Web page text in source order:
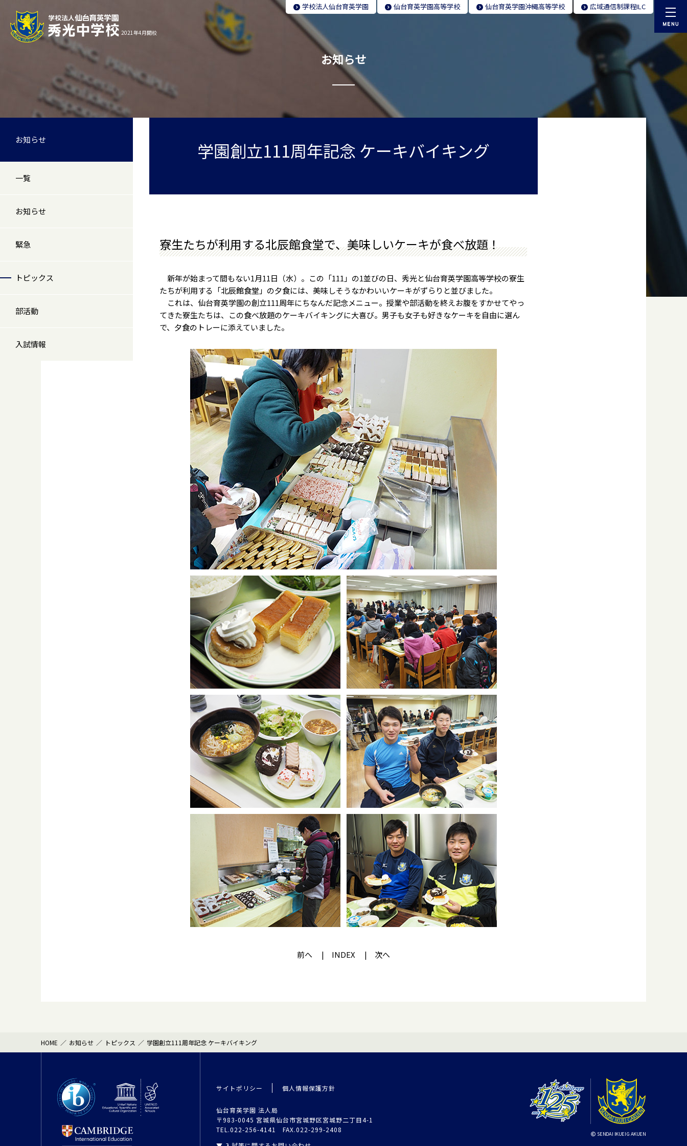
学校法人仙台育英学園 仙台育英学園高等学校 仙台育英学園沖縄高等学校 広域通信制課程ILC
2021年4月開校
お知らせ
学園創立111周年記念 ケーキバイキング
寮生たちが利用する北辰館食堂で、美味しいケーキが食べ放題！
新年が始まって間もない1月11日（水）。この「111」の1並びの日、秀光と仙台育英学園高等学校の寮生
たちが利用する「北辰館食堂」の夕食には、美味しそうなかわいいケーキがずらりと並びました。
これは、仙台育英学園の創立111周年にちなんだ記念メニュー。授業や部活動を終えお腹をすかせてやっ
てきた寮生たちは、この食べ放題のケーキバイキングに大喜び。男子も女子も好きなケーキを自由に選ん
で、夕食のトレーに添えていました。
前へ INDEX 次へ
お知らせ
一覧
お知らせ
緊急
トピックス
部活動
入試情報
HOME お知らせ トピックス 学園創立111周年記念 ケーキバイキング
サイトポリシー 個人情報保護方針
仙台育英学園 法人局
〒983-0045 宮城県仙台市宮城野区宮城野二丁目4-1
TEL.022-256-4141 FAX.022-299-2408
SENDAI IKUEI GAKUEN